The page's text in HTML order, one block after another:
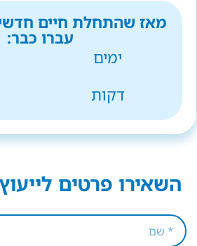
מאז שהתחלת חיים
עברו כבר:
ימים
דקות
השאירו פרטים